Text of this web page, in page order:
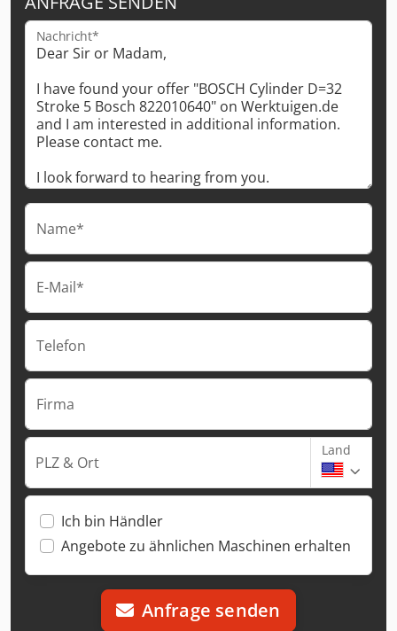
Nachricht*
Name*
E-Mail*
Telefon
Firma
PLZ & Ort
Land
Ich bin Händler
Angebote zu ähnlichen Maschinen erhalten
Anfrage senden